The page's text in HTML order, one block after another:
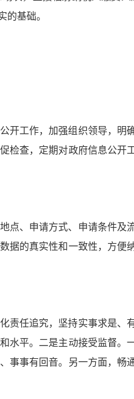
的基础。
开工作，加强组织领导，明
检查，定期对政府信息公开
点、申请方式、申请条件及
据的真实性和一致性，方便
责任追究，坚持实事求是、
水平。二是主动接受监督。
事事有回音。另一方面，畅